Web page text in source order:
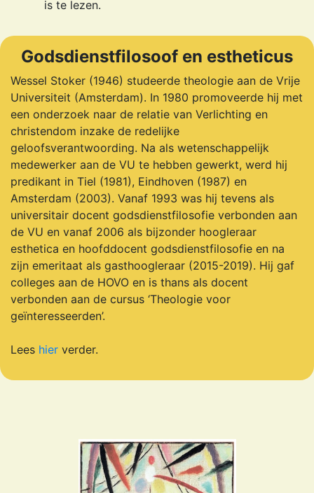
is te lezen.
Godsdienstfilosoof en estheticus
Wessel Stoker (1946) studeerde theologie aan de Vrije
Universiteit (Amsterdam). In 1980 promoveerde hij met
een onderzoek naar de relatie van Verlichting en
christendom inzake de redelijke
geloofsverantwoording. Na als wetenschappelijk
medewerker aan de VU te hebben gewerkt, werd hij
predikant in Tiel (1981), Eindhoven (1987) en
Amsterdam (2003). Vanaf 1993 was hij tevens als
universitair docent godsdienstfilosofie verbonden aan
de VU en vanaf 2006 als bijzonder hoogleraar
esthetica en hoofddocent godsdienstfilosofie en na
zijn emeritaat als gasthoogleraar (2015-2019). Hij gaf
colleges aan de HOVO en is thans als docent
verbonden aan de cursus ‘Theologie voor
geïnteresseerden’.
Lees hier verder.